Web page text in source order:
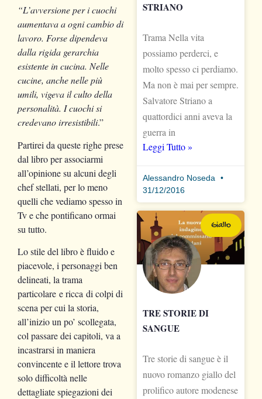
“L’avversione per i cuochi
aumentava a ogni cambio di
lavoro. Forse dipendeva
dalla rigida gerarchia
esistente in cucina. Nelle
cucine, anche nelle più
umili, vigeva il culto della
personalità. I cuochi si
credevano irresistibili.”
Partirei da queste righe prese
dal libro per associarmi
all’opinione su alcuni degli
chef stellati, per lo meno
quelli che vediamo spesso in
Tv e che pontificano ormai
su tutto.
Lo stile del libro è fluido e
piacevole, i personaggi ben
delineati, la trama
particolare e ricca di colpi di
scena per cui la storia,
all’inizio un po’ scollegata,
col passare dei capitoli, va a
incastrarsi in maniera
convincente e il lettore trova
solo difficoltà nelle
dettagliate spiegazioni dei
STRIANO
Trama Nella vita
possiamo perderci, e
molto spesso ci perdiamo.
Ma non è mai per sempre.
Salvatore Striano a
quattordici anni aveva la
guerra in
Leggi Tutto »
Alessandro Noseda
31/12/2016
Giallo
TRE STORIE DI
SANGUE
Tre storie di sangue è il
nuovo romanzo giallo del
prolifico autore modenese